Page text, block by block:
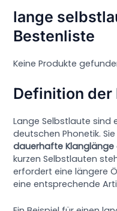
lange
Bestenliste
Keine Produkte
Definition der
Lange Selbstlaute sind
deutschen Phonetik.
dauerhafte Klanglänge
kurzen Selbstlauten
erfordert eine längere
eine entsprechende